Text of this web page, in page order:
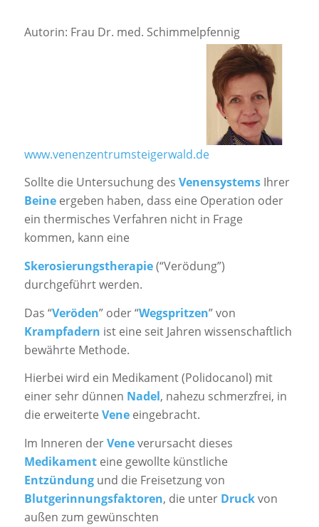
Autorin: Frau Dr. med. Schimmelpfennig
www.venenzentrumsteigerwald.de
Sollte die Untersuchung des VenensystemsIhrer
Beineergeben haben, dass eine Operation oder
ein thermisches Verfahren nicht in Frage
kommen, kann eine
Skerosierungstherapie(“Verödung”)
durchgeführt werden.
Das “Veröden” oder “Wegspritzen” von
Krampfadern ist eine seit Jahren wissenschaftlich
bewährte Methode.
Hierbei wird ein Medikament (Polidocanol) mit
einer sehr dünnen Nadel, nahezu schmerzfrei, in
die erweiterte Veneeingebracht.
Im Inneren derVeneverursacht dieses
Medikamenteine gewollte künstliche
Entzündungund die Freisetzung von
Blutgerinnungsfaktoren, die unter Druckvon
außen zum gewünschten